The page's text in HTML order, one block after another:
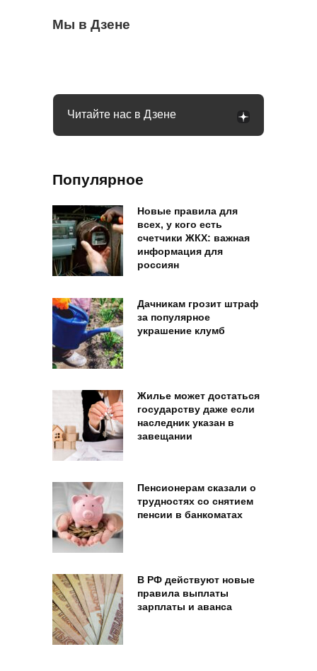
Мы в Дзене
Бывший продавец выдала уловки
«Магнита» и «Пятерочки»: сети всегда
Семьи в России получат до 200 тысяч
С 1 сентября россиян будут сажать и
Читайте нас в Дзене
Популярное
Новые правила для
всех, у кого есть
счетчики ЖКХ: важная
информация для
россиян
Дачникам грозит штраф
за популярное
украшение клумб
Жилье может достаться
государству даже если
наследник указан в
завещании
Пенсионерам сказали о
трудностях со снятием
пенсии в банкоматах
В РФ действуют новые
правила выплаты
зарплаты и аванса